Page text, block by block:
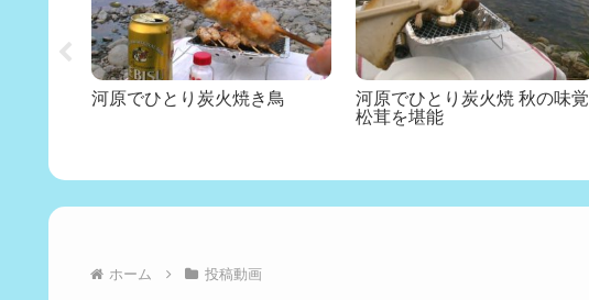
河原でひとり炭火焼き鳥
河原でひとり炭火焼 秋の味覚
松茸を堪能
ホーム 投稿動画